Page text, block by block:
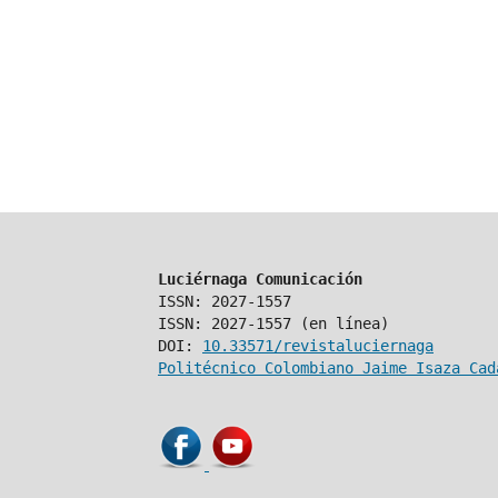
Luciérnaga Comunicación
ISSN: 2027-1557
ISSN: 2027-1557 (en línea)
DOI: 10.33571/revistaluciernaga
Politécnico Colombiano Jaime Isaza